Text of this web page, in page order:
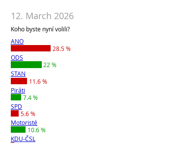
12. March 2026
Koho byste nyní volili?
ANO
28.5 %
ODS
22 %
STAN
11.6 %
Piráti
7.4 %
SPD
5.6 %
Motoristé
10.6 %
KDU-ČSL